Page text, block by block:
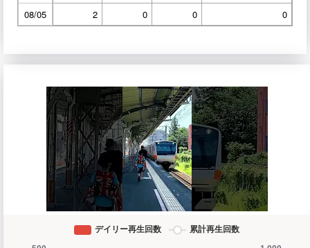
08/05
2 0 0 0